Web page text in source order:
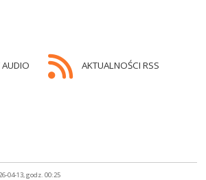
AKTUALNOŚCI RSS
04-13, godz. 00:25